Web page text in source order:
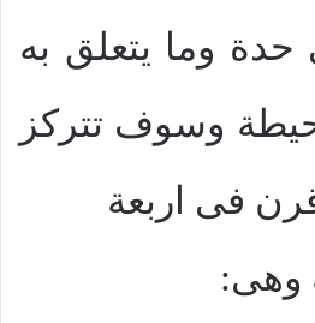
وما يتعلق به
وسوف تتركز
فى اربعة
وهى: